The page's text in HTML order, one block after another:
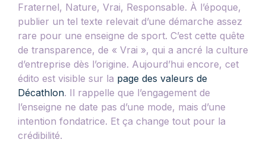
Fraternel, Nature, Vrai, Responsable. À l’époque,
publier un tel texte relevait d’une démarche assez
rare pour une enseigne de sport. C’est cette quête
de transparence, de « Vrai », qui a ancré la culture
d’entreprise dès l’origine. Aujourd’hui encore, cet
édito est visible sur la page des valeurs de
Décathlon. Il rappelle que l’engagement de
l’enseigne ne date pas d’une mode, mais d’une
intention fondatrice. Et ça change tout pour la
crédibilité.